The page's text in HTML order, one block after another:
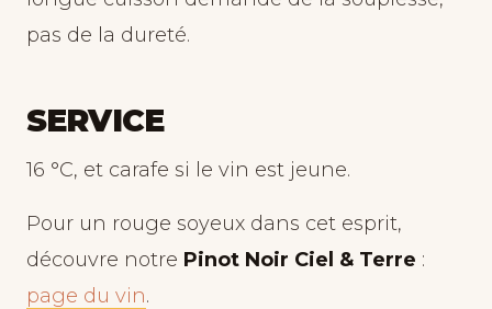
pas de la dureté.
SERVICE
16 °C, et carafe si le vin est jeune.
Pour un rouge soyeux dans cet esprit,
découvre notre Pinot Noir Ciel & Terre :
page du vin.